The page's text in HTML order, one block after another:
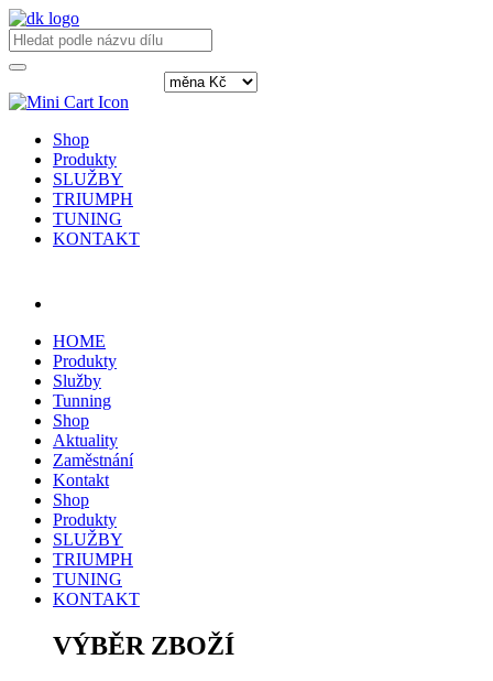
Shop
Produkty
SLUŽBY
TRIUMPH
TUNING
KONTAKT
HOME
Produkty
Služby
Tunning
Shop
Aktuality
Zaměstnání
Kontakt
Shop
Produkty
SLUŽBY
TRIUMPH
TUNING
KONTAKT
VÝBĚR ZBOŽÍ